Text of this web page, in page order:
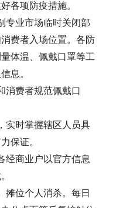
各项防疫措施。
专业市场临时关闭部
费者入场位置。各防
体温、佩戴口罩等工
息。
消费者规范佩戴口
实时掌握辖区人员具
保证。
经商业户以官方信息
摊位个人消杀。每日